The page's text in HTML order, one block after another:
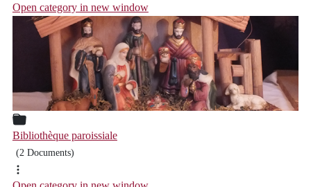
Open category in new window
Bibliothèque paroissiale
(2 Documents)